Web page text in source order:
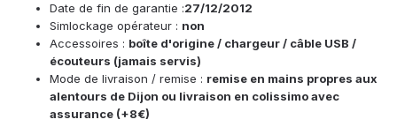
Date de fin de garantie :27/12/2012
Simlockage opérateur : non
Accessoires : boîte d'origine / chargeur / câble USB /
écouteurs (jamais servis)
Mode de livraison / remise : remise en mains propres aux
alentours de Dijon ou livraison en colissimo avec
assurance (+8€)